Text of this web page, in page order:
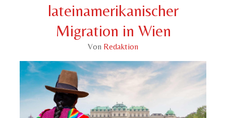
lateinamerikanischer
Migration in Wien
Von Redaktion